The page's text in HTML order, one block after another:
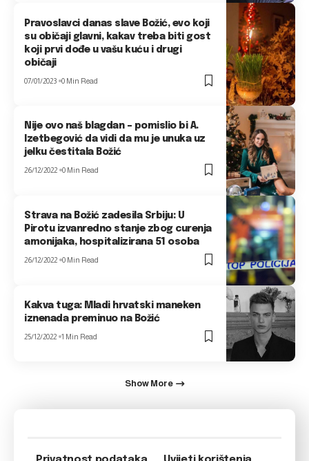
Pravoslavci danas slave Božić, evo koji
su običaji glavni, kakav treba biti gost
koji prvi dođe u vašu kuću i drugi
običaji
07/01/2023 0 Min Read
Nije ovo naš blagdan – pomislio bi A.
Izetbegović da vidi da mu je unuka uz
jelku čestitala Božić
26/12/2022 0 Min Read
Strava na Božić zadesila Srbiju: U
Pirotu izvanredno stanje zbog curenja
amonijaka, hospitalizirana 51 osoba
26/12/2022 0 Min Read
Kakva tuga: Mladi hrvatski maneken
iznenada preminuo na Božić
25/12/2022 1 Min Read
Show More